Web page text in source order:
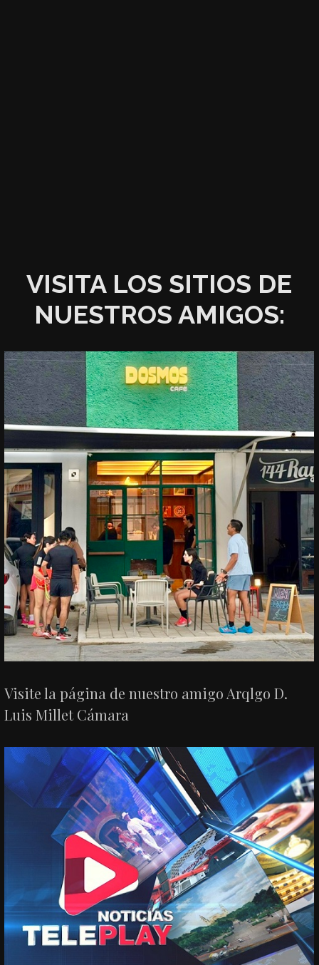
VISITA LOS SITIOS DE
NUESTROS AMIGOS:
Visite la página de nuestro amigo Arqlgo D.
Luis Millet Cámara